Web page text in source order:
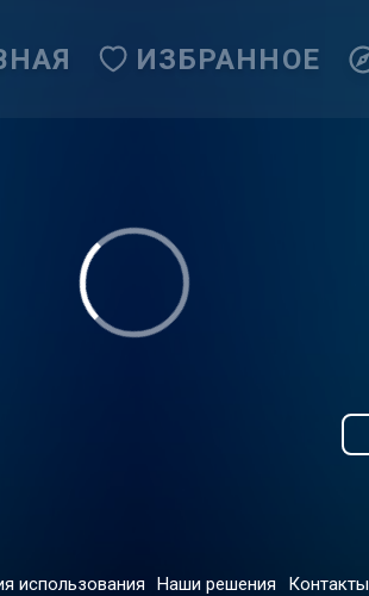
ИЗБРАННОЕ
использования Наши решения Контакты